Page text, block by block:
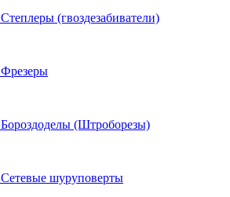
Степлеры (гвоздезабиватели)
Фрезеры
Бороздоделы (Штроборезы)
Сетевые шуруповерты